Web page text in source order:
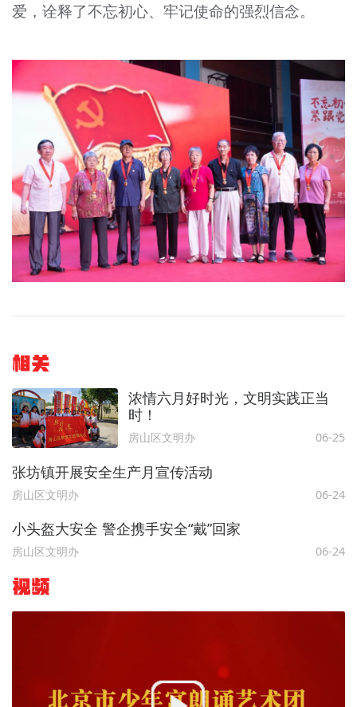
爱，诠释了不忘初心、牢记使命的强烈信念。
相关
浓情六月好时光，文明实践正当
时！
房山区文明办 06-25
张坊镇开展安全生产月宣传活动
房山区文明办 06-24
小头盔大安全 警企携手安全“戴”回家
房山区文明办 06-24
视频